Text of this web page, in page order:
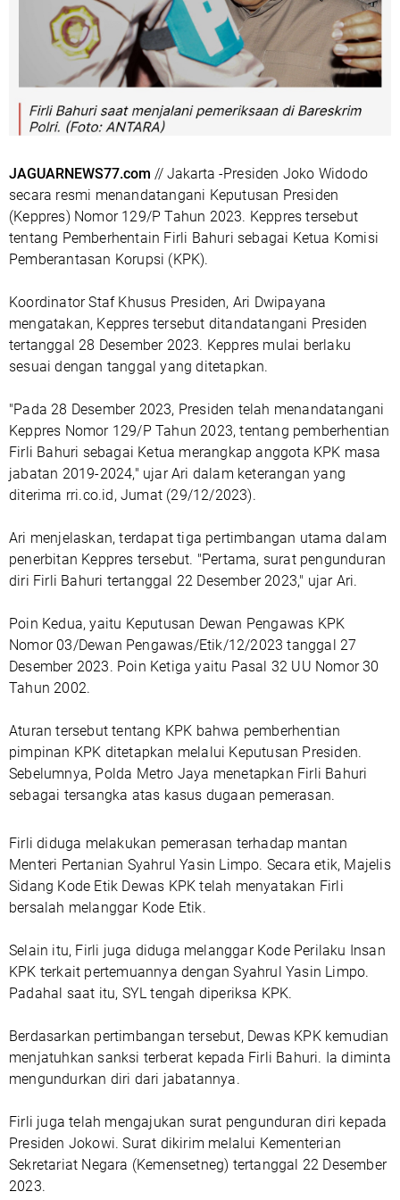
JAGUARNEWS77.com // Jakarta -Presiden Joko Widodo
secara resmi menandatangani Keputusan Presiden
(Keppres) Nomor 129/P Tahun 2023. Keppres tersebut
tentang Pemberhentain Firli Bahuri sebagai Ketua Komisi
Pemberantasan Korupsi (KPK).
Koordinator Staf Khusus Presiden, Ari Dwipayana
mengatakan, Keppres tersebut ditandatangani Presiden
tertanggal 28 Desember 2023. Keppres mulai berlaku
sesuai dengan tanggal yang ditetapkan.
"Pada 28 Desember 2023, Presiden telah menandatangani
Keppres Nomor 129/P Tahun 2023, tentang pemberhentian
Firli Bahuri sebagai Ketua merangkap anggota KPK masa
jabatan 2019-2024," ujar Ari dalam keterangan yang
diterima rri.co.id, Jumat (29/12/2023).
Ari menjelaskan, terdapat tiga pertimbangan utama dalam
penerbitan Keppres tersebut. "Pertama, surat pengunduran
diri Firli Bahuri tertanggal 22 Desember 2023," ujar Ari.
Poin Kedua, yaitu Keputusan Dewan Pengawas KPK
Nomor 03/Dewan Pengawas/Etik/12/2023 tanggal 27
Desember 2023. Poin Ketiga yaitu Pasal 32 UU Nomor 30
Tahun 2002.
Aturan tersebut tentang KPK bahwa pemberhentian
pimpinan KPK ditetapkan melalui Keputusan Presiden.
Sebelumnya, Polda Metro Jaya menetapkan Firli Bahuri
sebagai tersangka atas kasus dugaan pemerasan.
Firli diduga melakukan pemerasan terhadap mantan
Menteri Pertanian Syahrul Yasin Limpo. Secara etik, Majelis
Sidang Kode Etik Dewas KPK telah menyatakan Firli
bersalah melanggar Kode Etik.
Selain itu, Firli juga diduga melanggar Kode Perilaku Insan
KPK terkait pertemuannya dengan Syahrul Yasin Limpo.
Padahal saat itu, SYL tengah diperiksa KPK.
Berdasarkan pertimbangan tersebut, Dewas KPK kemudian
menjatuhkan sanksi terberat kepada Firli Bahuri. Ia diminta
mengundurkan diri dari jabatannya.
Firli juga telah mengajukan surat pengunduran diri kepada
Presiden Jokowi. Surat dikirim melalui Kementerian
Sekretariat Negara (Kemensetneg) tertanggal 22 Desember
2023.